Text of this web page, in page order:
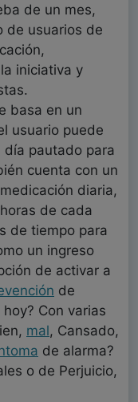
de un mes,
de usuarios de
iniciativa y
basa en un
usuario puede
día pautado para
cuenta con un
diaria,
de cada
de tiempo para
un ingreso
de activar a
de
Con varias
mal, Cansado,
de alarma?
o de Perjuicio,